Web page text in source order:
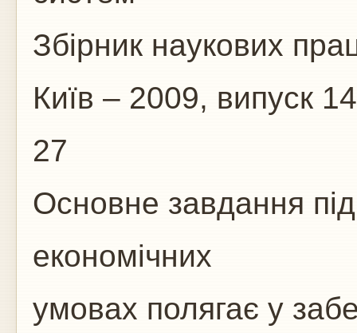
Збірник наукових
Київ – 2009, випуск 14
27
Основне завдання
економічних
умовах полягає у